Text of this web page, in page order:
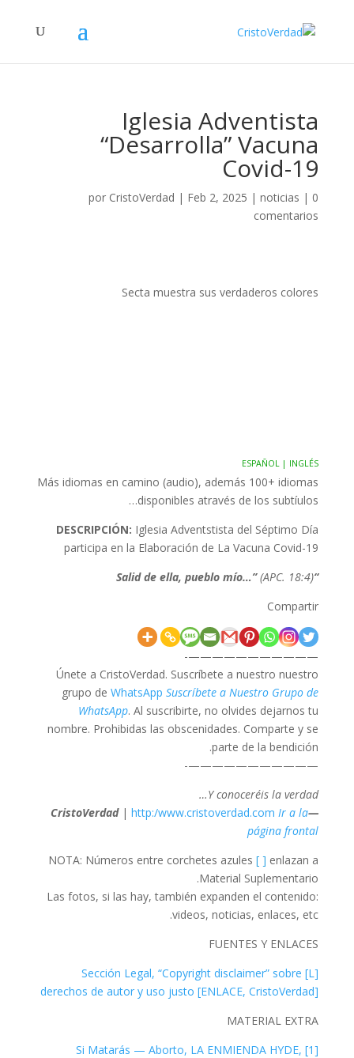
Iglesia Adventista
“Desarrolla” Vacuna
Covid-19
por CristoVerdad | Feb 2, 2025 |noticias | 0
comentarios
Secta muestra sus verdaderos colores
ESPAÑOL | INGLÉS
Más idiomas en camino (audio), además 100+ idiomas
disponibles através de los subtíulos…
DESCRIPCIÓN: Iglesia Adventstista del Séptimo Día
participa en la Elaboración de La Vacuna Covid-19
“Salid de ella, pueblo mío…”
(APC. 18:4)
Compartir
———————————-
Únete a CristoVerdad. Suscríbete a nuestro nuestro
grupo deWhatsAppSuscríbete a Nuestro Grupo de
WhatsApp. Al suscribirte, no olvides dejarnos tu
nombre. Prohibidas las obscenidades. Comparte y se
parte de la bendición.
———————————-
Y conoceréis la verdad…
—CristoVerdad
|http:/www.cristoverdad.com Ir a la
página frontal
NOTA: Números entre corchetes azules [ ] enlazan a
Material Suplementario.
Las fotos, si las hay, también expanden el contenido:
videos, noticias, enlaces, etc.
FUENTES Y ENLACES
[L] Sección Legal, “Copyright disclaimer” sobre
derechos de autor y uso justo [ENLACE, CristoVerdad]
MATERIAL EXTRA
[1] Si Matarás — Aborto, LA ENMIENDA HYDE,